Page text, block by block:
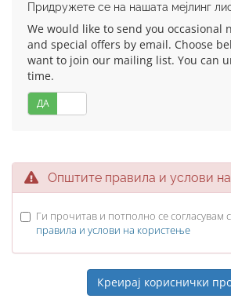
Придружете се на нашата мејлинг
We would like to send you occasional
and special offers by email. Choose
want to join our mailing list. You can
time.
ДА
Општите правила и услови
Ги прочитав и потполно се согласувам
правила и услови на користење